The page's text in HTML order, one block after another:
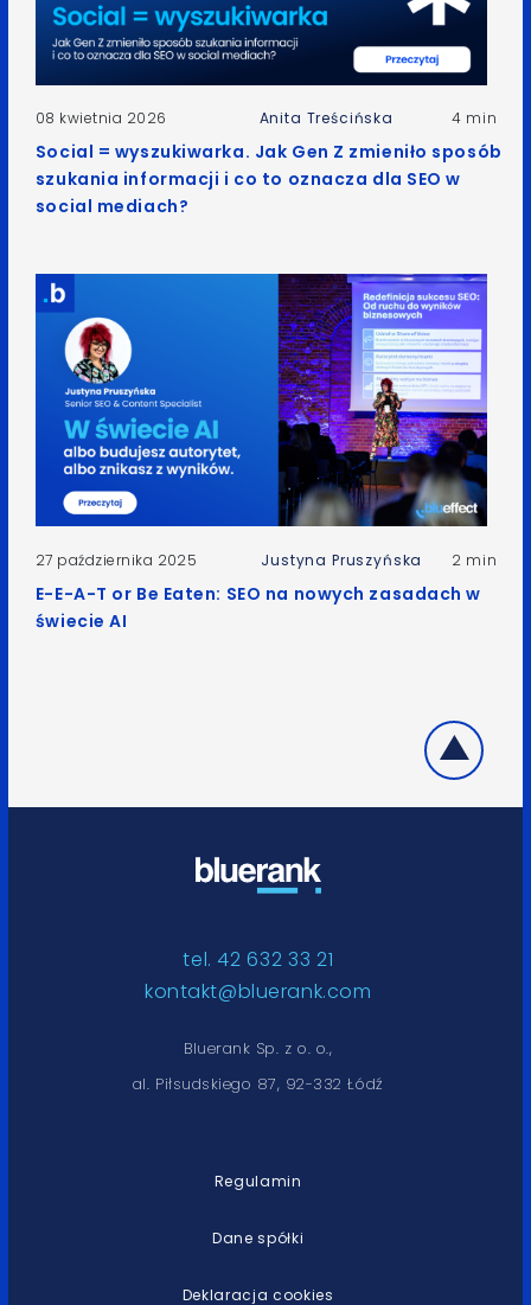
08 kwietnia 2026 Anita Treścińska 4 min
Social = wyszukiwarka. Jak Gen Z zmieniło sposób
szukania informacji i co to oznacza dla SEO w
social mediach?
27 października 2025 Justyna Pruszyńska 2 min
E-E-A-T or Be Eaten: SEO na nowych zasadach w
świecie AI
tel. 42 632 33 21
kontakt@bluerank.com
Bluerank Sp. z o. o.,
al. Piłsudskiego 87, 92-332 Łódź
Regulamin
Dane spółki
Deklaracja cookies